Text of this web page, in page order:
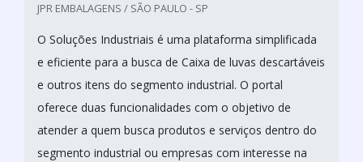
JPR EMBALAGENS / SÃO PAULO - SP
O Soluções Industriais é uma plataforma simplificada
e eficiente para a busca de Caixa de luvas descartáveis
e outros itens do segmento industrial. O portal
oferece duas funcionalidades com o objetivo de
atender a quem busca produtos e serviços dentro do
segmento industrial ou empresas com interesse na